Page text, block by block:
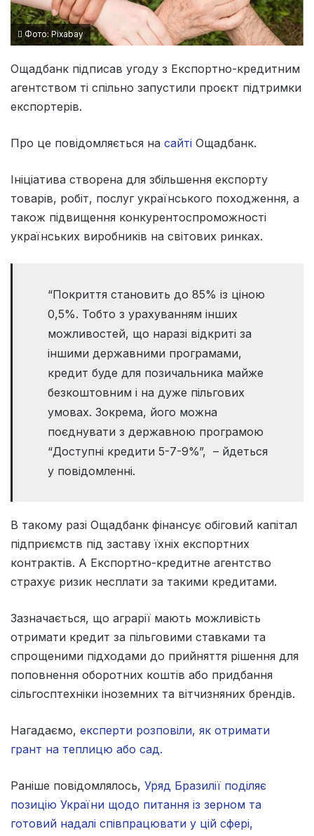
Фото: Pixabay
Ощадбанк підписав угоду з Експортно-кредитним
агентством ті спільно запустили проєкт підтримки
експортерів.
Про це повідомляється на сайті Ощадбанк.
Ініціатива створена для збільшення експорту
товарів, робіт, послуг українського походження, а
також підвищення конкурентоспроможності
українських виробників на світових ринках.
“Покриття становить до 85% із ціною
0,5%. Тобто з урахуванням інших
можливостей, що наразі відкриті за
іншими державними програмами,
кредит буде для позичальника майже
безкоштовним і на дуже пільгових
умовах. Зокрема, його можна
поєднувати з державною програмою
“Доступні кредити 5-7-9%”, – йдеться
у повідомленні.
В такому разі Ощадбанк фінансує обіговий капітал
підприємств під заставу їхніх експортних
контрактів. А Експортно-кредитне агентство
страхує ризик несплати за такими кредитами.
Зазначається, що аграрії мають можливість
отримати кредит за пільговими ставками та
спрощеними підходами до прийняття рішення для
поповнення оборотних коштів або придбання
сільгосптехніки іноземних та вітчизняних брендів.
Нагадаємо, експерти розповіли, як отримати
грант на теплицю або сад.
Раніше повідомлялось, Уряд Бразилії поділяє
позицію України щодо питання із зерном та
готовий надалі співпрацювати у цій сфері,